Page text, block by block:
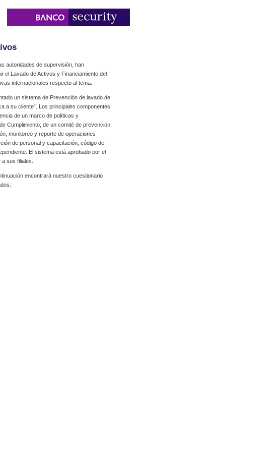
autoridades de supervisión, han
el Lavado de Activos y Financiamiento del
internacionales respecto al tema.
un sistema de Prevención de lavado de
a su cliente”. Los principales componentes
de un marco de políticas y
Cumplimiento; de un comité de prevención;
monitoreo y reporte de operaciones
de personal y capacitación, código de
El sistema está aprobado por el
sus filiales.
encontrará nuestro cuestionario